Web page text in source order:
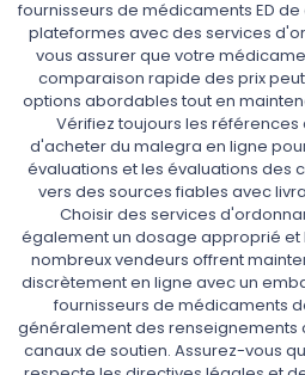
fournisseurs de médicaments ED
plateformes avec des services
vous assurer que votre
comparaison rapide des prix
options abordables tout en
Vérifiez toujours les
d'acheter du malegra en ligne
évaluations et les évaluations des
vers des sources fiables avec
Choisir des services
également un dosage approprié et
nombreux vendeurs offrent
discrètement en ligne avec un
fournisseurs de médicaments
généralement des renseignements
canaux de soutien. Assurez-vous